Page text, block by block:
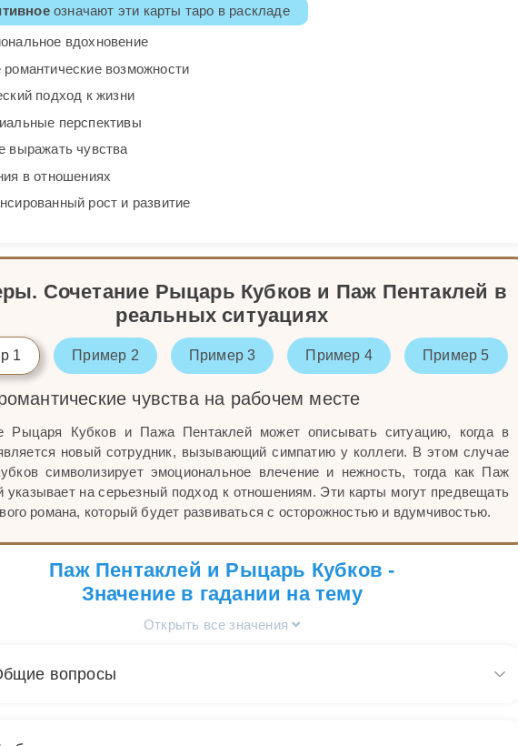
означают эти карты таро в раскладе
вдохновение
возможности
подход к жизни
перспективы
выражать чувства
в отношениях
рост и развитие
Сочетание Рыцарь Кубков и Паж Пентаклей в
реальных ситуациях
1 Пример 2 Пример 3 Пример 4 Пример 5
чувства на рабочем месте
Рыцаря Кубков и Пажа Пентаклей может описывать ситуацию, когда в
новый сотрудник, вызывающий симпатию у коллеги. В этом случае
символизирует эмоциональное влечение и нежность, тогда как Паж
указывает на серьезный подход к отношениям. Эти карты могут предвещать
романа, который будет развиваться с осторожностью и вдумчивостью.
Паж Пентаклей и Рыцарь Кубков -
Значение в гадании на тему
Открыть все значения
вопросы